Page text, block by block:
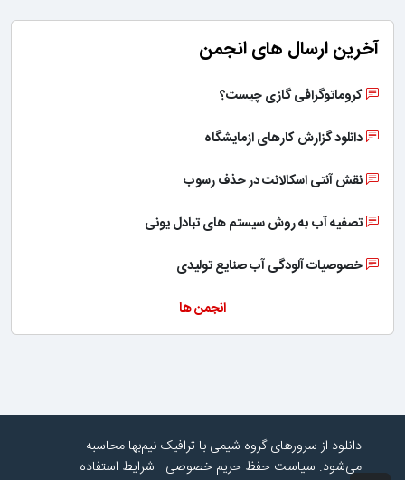
آخرین ارسال های انجمن
کروماتوگرافی گازی چیست؟
دانلود گزارش کارهای ازمایشگاه
نقش آنتی اسکالانت در حذف رسوب
تصفیه آب به روش سیستم های تبادل یونی
خصوصیات آلودگی آب صنایع تولیدی
انجمن ها
دانلود از سرورهای گروه شیمی با ترافیک نیم‌بها محاسبه
می‌شود. سیاست حفظ حریم خصوصی - شرایط استفاده